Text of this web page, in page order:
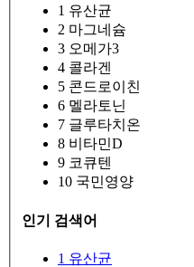
1 유산균
2 마그네슘
3 오메가3
4 콜라겐
5 콘드로이친
6 멜라토닌
7 글루타치온
8 비타민D
9 코큐텐
10 국민영양
인기 검색어
1 유산균